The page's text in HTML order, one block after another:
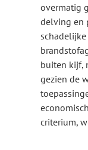
overmatig
delving en
buiten kijf,
gezien de
criterium,